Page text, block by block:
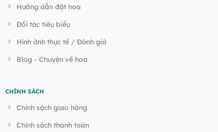
Hướng dẫn đặt hoa
Đối tác tiêu biểu
Hình ảnh thực tế / Đánh giá
Blog - Chuyện về hoa
CHÍNH SÁCH
Chính sách giao hàng
Chính sách thanh toán